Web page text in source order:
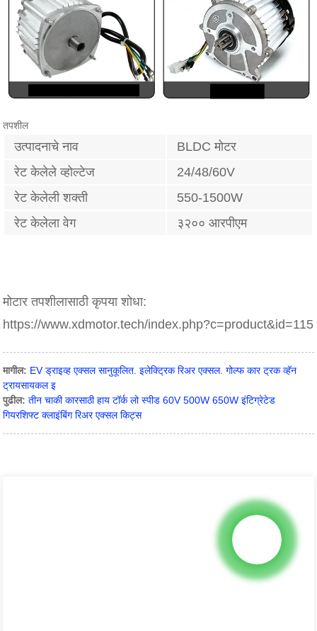
तपशील
उत्पादनाचे नाव
BLDC मोटर
रेट केलेले व्होल्टेज
24/48/60V
रेट केलेली शक्ती
550-1500W
रेट केलेला वेग
३२०० आरपीएम
मोटार तपशीलासाठी कृपया शोधा:
https://www.xdmotor.tech/index.php?c=product&id=115
मागील: EV ड्राइव्ह एक्सल सानुकूलित. इलेक्ट्रिक रिअर एक्सल. गोल्फ कार ट्रक व्हॅन
ट्रायसायकल इ
पुढील: तीन चाकी कारसाठी हाय टॉर्क लो स्पीड 60V 500W 650W इंटिग्रेटेड
गियरशिफ्ट क्लाइंबिंग रिअर एक्सल किट्स